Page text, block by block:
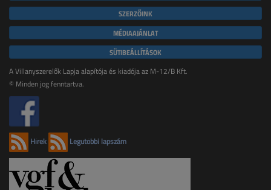
SZERZŐINK
MÉDIAAJÁNLAT
SÜTIBEÁLLÍTÁSOK
A Villanyszerelők Lapja alapítója és kiadója az M-12/B Kft.
© Minden jog fenntartva.
Hírek Legutóbbi lapszám